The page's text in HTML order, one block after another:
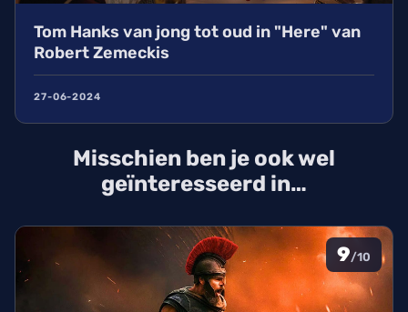
Tom Hanks van jong tot oud in "Here" van
Robert Zemeckis
27-06-2024
Misschien ben je ook wel
geïnteresseerd in…
9/10